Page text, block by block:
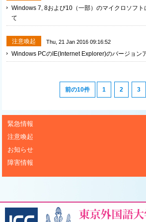
Windows 7, 8および10（一部）のマイクロソフ
て
注意喚起 Thu, 21 Jan 2016 09:16:52
Windows PCのIE(Internet Explorer)のバージョン
前の10件 1 2 3
緊急情報
注意喚起
お知らせ
障害情報